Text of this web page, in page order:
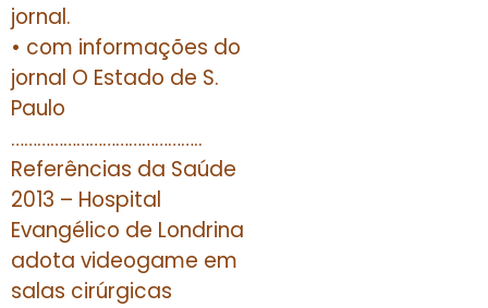
jornal.
• com informações do
jornal O Estado de S.
Paulo
……………………………………..
Referências da Saúde
2013 – Hospital
Evangélico de Londrina
adota videogame em
salas cirúrgicas